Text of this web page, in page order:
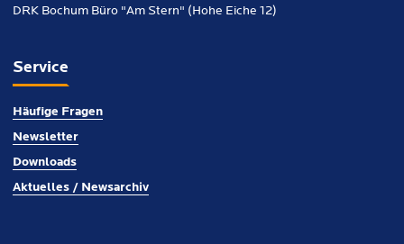
DRK Bochum Büro "Am Stern" (Hohe Eiche 12)
Service
Häufige Fragen
Newsletter
Downloads
Aktuelles / Newsarchiv